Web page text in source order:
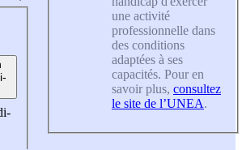
une activité
professionnelle dans
des conditions
adaptées à ses
capacités. Pour en
savoir plus, consultez
le site de l’UNEA.